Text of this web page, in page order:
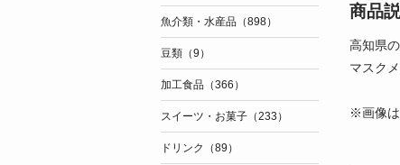
商品
高知県
マスク
※画像は
魚介類・水産品（898）
豆類（9）
加工食品（366）
スイーツ・お菓子（233）
ドリンク（89）